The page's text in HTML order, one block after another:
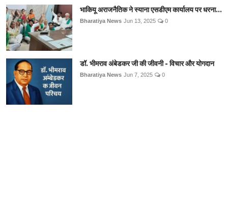
भाकियू अराजनैतिक ने स्याना एसडीएम कार्यालय पर धरना...
Bharatiya News Jun 13, 2025 0
डॉ. भीमराव अंबेडकर जी की जीवनी - विचार और योगदान
Bharatiya News Jun 7, 2025 0